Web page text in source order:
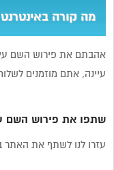
מה קורה
אהבתם את פירוש השם
עיינה, אתם מוזמנים
שתפו את פירוש השם
עזרו לנו לשתף את